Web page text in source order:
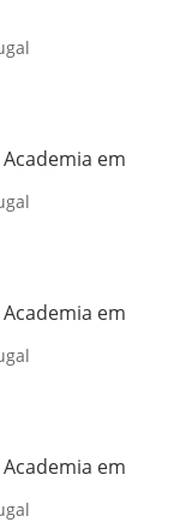
em
em
em